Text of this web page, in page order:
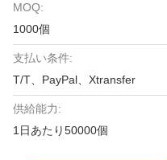
MOQ:
1000個
支払い条件:
T/T、PayPal、Xtransfer
供給能力:
1日あたり50000個